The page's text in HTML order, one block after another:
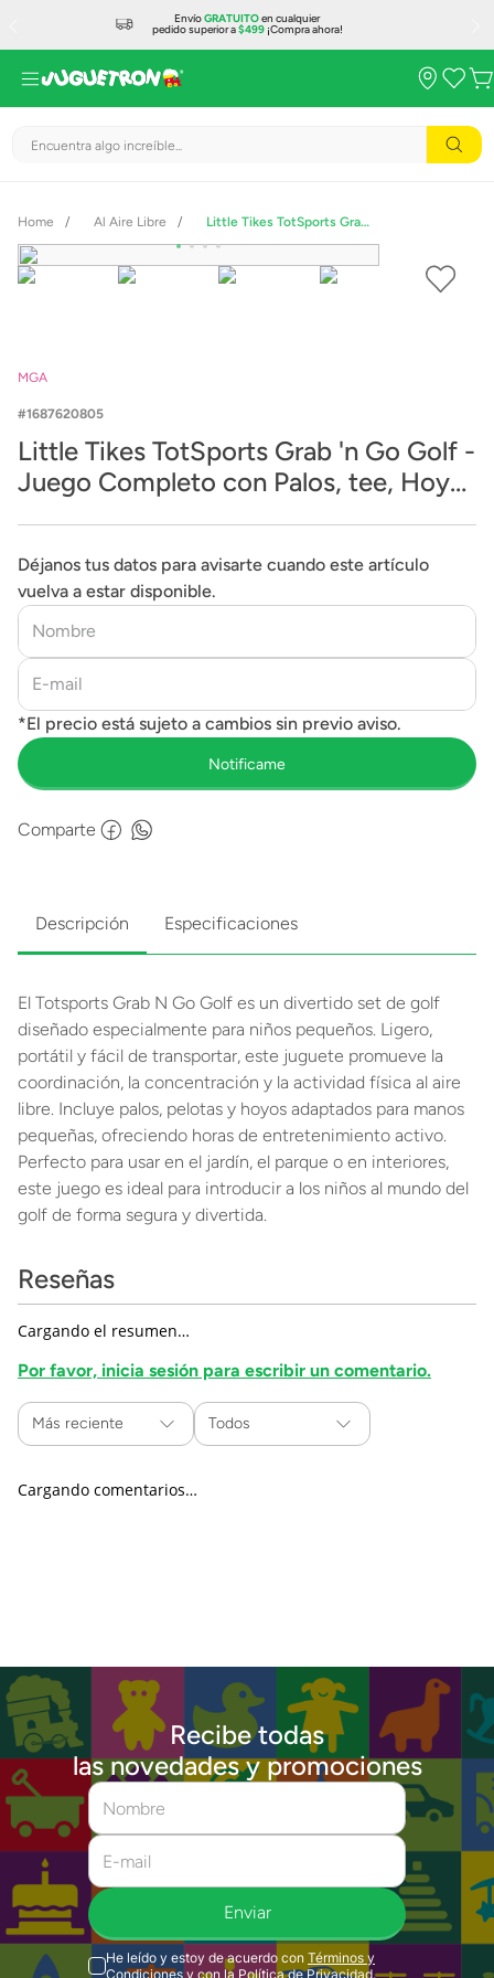
EnvíoGRATUITOen cualquier
pedido superior a$499¡Compra ahora!
Encuentra algo increíble...
Al Aire Libre Little Tikes TotSports Grab 'n Go Golf - Juego Completo con Palos, tee, Hoyo y Bolsa Compacta
MGA
1687620805
Little Tikes TotSports Grab 'n Go Golf -
Juego Completo con Palos, tee, Hoyo
Déjanos tus datos para avisarte cuando este artículo
vuelva a estar disponible.
Comparte
Descripción Especificaciones
El Totsports Grab N Go Golf es un divertido set de golf
diseñado especialmente para niños pequeños. Ligero,
portátil y fácil de transportar, este juguete promueve la
coordinación, la concentración y la actividad física al aire
libre. Incluye palos, pelotas y hoyos adaptados para manos
pequeñas, ofreciendo horas de entretenimiento activo.
Perfecto para usar en el jardín, el parque o en interiores,
este juego es ideal para introducir a los niños al mundo del
golf de forma segura y divertida.
Reseñas
Cargando el resumen…
Por favor, inicia sesión para escribir un comentario.
Más reciente Todos
Cargando comentarios…
Recibe todas
las novedades y promociones
Enviar
He leído y estoy de acuerdo con Términos y
Condiciones y con la Política de Privacidad.